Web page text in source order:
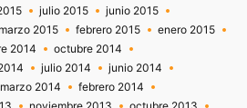
julio 2015
junio 2015
marzo 2015 febrero 2015
enero 2015
2014
octubre 2014
julio 2014
junio 2014
marzo 2014
febrero 2014